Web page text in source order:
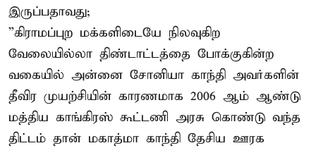
இருப்பதாவது;
”கிராமப்புற மக்களிடையே நிலவுகிற
வேலையில்லா திண்டாட்டத்தை போக்குகின்ற
வகையில் அன்னை சோனியா காந்தி அவர்களின்
தீவிர முயற்சியின் காரணமாக 2006 ஆம் ஆண்டு
மத்திய காங்கிரஸ் கூட்டணி அரசு கொண்டு வந்த
திட்டம் தான் மகாத்மா காந்தி தேசிய ஊரக